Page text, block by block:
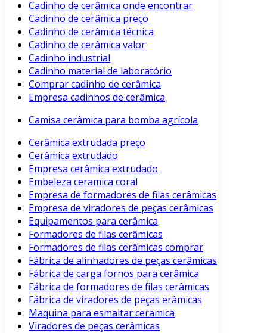
Cadinho de cerâmica onde encontrar
Cadinho de cerâmica preço
Cadinho de cerâmica técnica
Cadinho de cerâmica valor
Cadinho industrial
Cadinho material de laboratório
Comprar cadinho de cerâmica
Empresa cadinhos de cerâmica
Camisa cerâmica para bomba agrícola
Cerâmica extrudada preço
Cerâmica extrudado
Empresa cerâmica extrudado
Embeleza ceramica coral
Empresa de formadores de filas cerâmicas
Empresa de viradores de peças cerâmicas
Equipamentos para cerâmica
Formadores de filas cerâmicas
Formadores de filas cerâmicas comprar
Fábrica de alinhadores de peças cerâmicas
Fábrica de carga fornos para cerâmica
Fábrica de formadores de filas cerâmicas
Fábrica de viradores de peças erâmicas
Maquina para esmaltar ceramica
Viradores de peças cerâmicas